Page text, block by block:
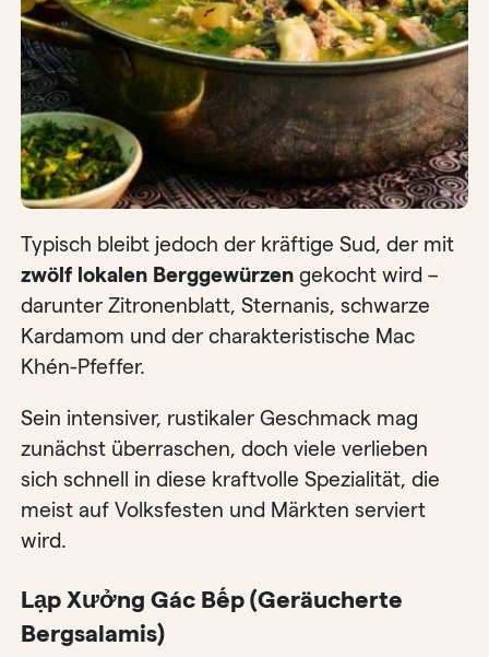
Typisch bleibt jedoch der kräftige Sud, der mit
zwölf lokalen Berggewürzen gekocht wird –
darunter Zitronenblatt, Sternanis, schwarze
Kardamom und der charakteristische Mac
Khén-Pfeffer.
Sein intensiver, rustikaler Geschmack mag
zunächst überraschen, doch viele verlieben
sich schnell in diese kraftvolle Spezialität, die
meist auf Volksfesten und Märkten serviert
wird.
Lạp Xưởng Gác Bếp (Geräucherte
Bergsalamis)